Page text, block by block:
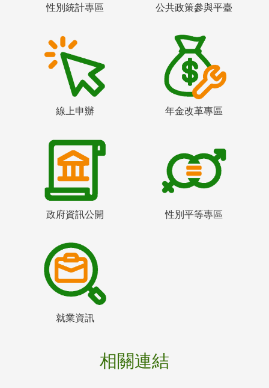
性別統計專區 公共政策參與平臺
線上申辦 年金改革專區
政府資訊公開 性別平等專區
就業資訊
相關連結